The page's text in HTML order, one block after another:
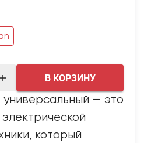
В КОРЗИНУ
универсальный — это
который